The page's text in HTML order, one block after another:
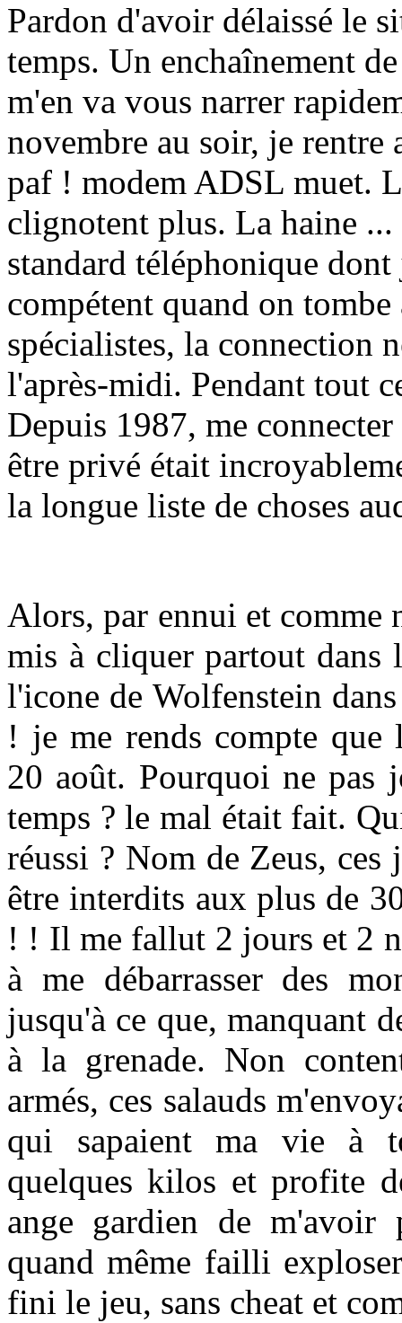
Pardon d'avoir délaissé le
temps. Un enchaînement
m'en va vous narrer
novembre au soir, je rentre
paf ! modem ADSL muet.
clignotent plus. La haine
standard téléphonique
compétent quand on
spécialistes, la connection
l'après-midi. Pendant tout
Depuis 1987, me
être privé était
la longue liste de choses
Alors, par ennui et comme
mis à cliquer partout dans
l'icone de Wolfenstein
! je me rends compte que
20 août. Pourquoi ne pas
temps ? le mal était fait.
réussi ? Nom de Zeus,
être interdits aux plus de
! ! Il me fallut 2 jours et 2
à me débarrasser des
jusqu'à ce que, manquant
à la grenade. Non
armés, ces salauds
qui sapaient ma vie à
quelques kilos et profite
ange gardien de m'avoir
quand même failli
fini le jeu, sans cheat et